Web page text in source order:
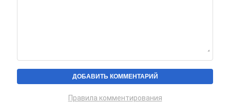
Правила комментирования